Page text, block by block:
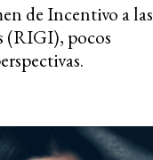
de Incentivo a las
(RIGI), pocos